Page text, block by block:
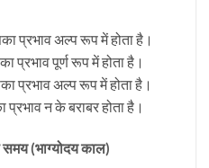
प्रभाव अल्प रूप में होता है।
पूर्ण रूप में होता है।
प्रभाव अल्प रूप में होता है।
न के बराबर होता है।
समय (भाग्योदय काल)